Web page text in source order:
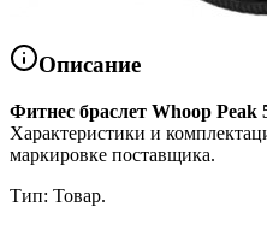
Описание
Фитнес браслет Whoop Peak
Характеристики и
маркировке поставщика.
Тип: Товар.